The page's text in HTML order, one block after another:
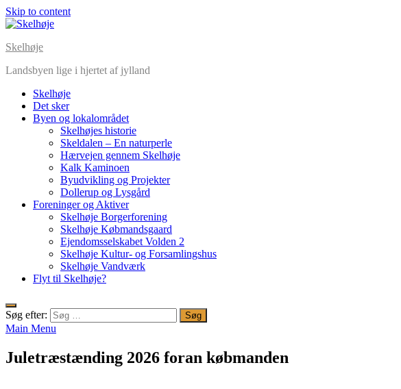
Skip to content
Skelhøje
Landsbyen lige i hjertet af jylland
Skelhøje
Det sker
Byen og lokalområdet
Skelhøjes historie
Skeldalen – En naturperle
Hærvejen gennem Skelhøje
Kalk Kaminoen
Byudvikling og Projekter
Dollerup og Lysgård
Foreninger og Aktiver
Skelhøje Borgerforening
Skelhøje Købmandsgaard
Ejendomsselskabet Volden 2
Skelhøje Kultur- og Forsamlingshus
Skelhøje Vandværk
Flyt til Skelhøje?
Søg efter:
Main Menu
Juletræstænding 2026 foran købmanden